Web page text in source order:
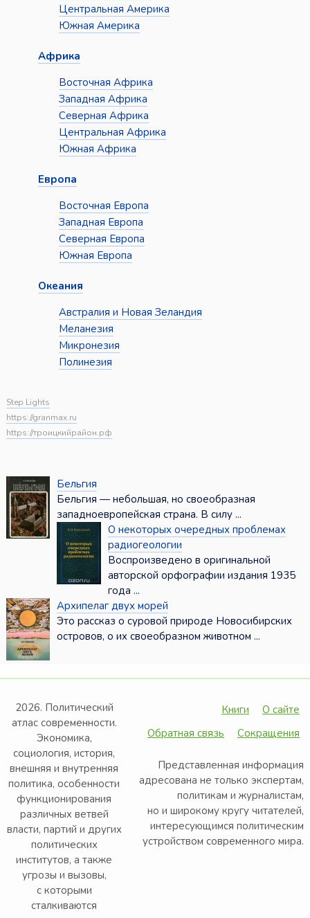
Центральная Америка
Южная Америка
Африка
Восточная Африка
Западная Африка
Северная Африка
Центральная Африка
Южная Африка
Европа
Восточная Европа
Западная Европа
Северная Европа
Южная Европа
Океания
Австралия и Новая Зеландия
Меланезия
Микронезия
Полинезия
Step Lights
https://granmax.ru
https://троицкийрайон.рф
Бельгия
Бельгия — небольшая, но своеобразная
западноевропейская страна. В силу ...
О некоторых очередных проблемах
радиогеологии
Воспроизведено в оригинальной
авторской орфографии издания 1935
года ...
Архипелаг двух морей
Это рассказ о суровой природе Новосибирских
островов, о их своеобразном животном ...
2026. Политический
атлас современности.
Экономика,
социология, история,
внешняя и внутренняя
политика, особенности
функционирования
различных ветвей
власти, партий и других
политических
институтов, а также
угрозы и вызовы,
с которыми
сталкиваются
Книги
О сайте
Обратная связь
Сокращения
Представленная информация
адресована не только экспертам,
политикам и журналистам,
но и широкому кругу читателей,
интересующимся политическим
устройством современного мира.